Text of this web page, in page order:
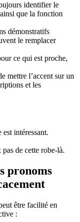
identifier le
que la fonction
démonstratifs
le remplacer
ce qui est proche,
mettre l’accent sur un
et les
intéressant.
pas de cette robe-là.
pronoms
être facilité en
: